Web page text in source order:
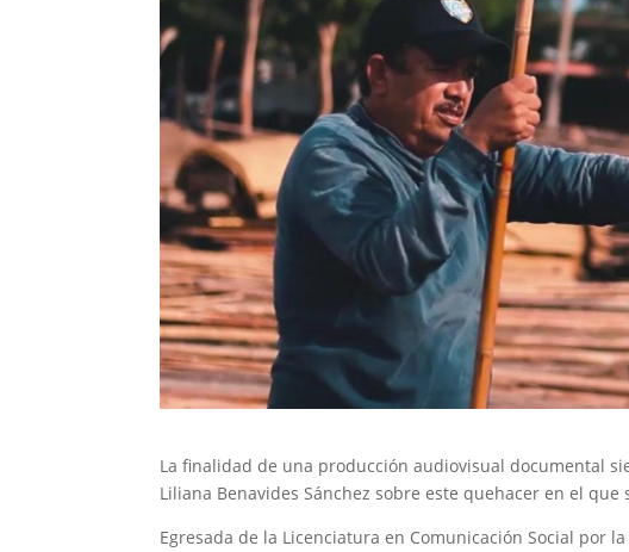
La finalidad de una producción audiovisual documental
Liliana Benavides Sánchez sobre este quehacer en el
Egresada de la Licenciatura en Comunicación Social por